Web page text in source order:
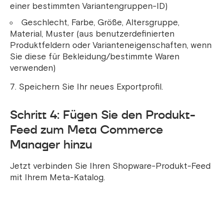
einer bestimmten Variantengruppen-ID)
Geschlecht, Farbe, Größe, Altersgruppe,
Material, Muster (aus benutzerdefinierten
Produktfeldern oder Varianteneigenschaften, wenn
Sie diese für Bekleidung/bestimmte Waren
verwenden)
Speichern Sie Ihr neues Exportprofil.
Schritt 4: Fügen Sie den Produkt-
Feed zum Meta Commerce
Manager hinzu
Jetzt verbinden Sie Ihren Shopware-Produkt-Feed
mit Ihrem Meta-Katalog.